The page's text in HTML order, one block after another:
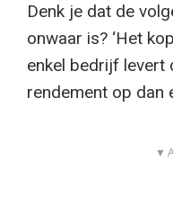
Denk je dat de
onwaar is? ‘Het
enkel bedrijf levert
rendement op dan
▼